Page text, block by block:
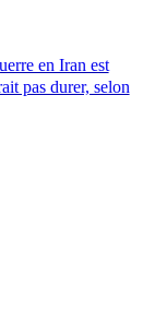
en Iran est
pas durer, selon